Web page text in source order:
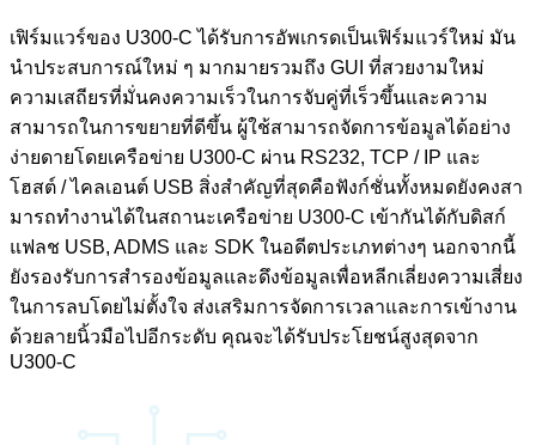
เฟิร์มแวร์ของ U300-C ได้รับการอัพเกรดเป็นเฟิร์มแวร์ใหม่ มัน
นําประสบการณ์ใหม่ ๆ มากมายรวมถึง GUI ที่สวยงามใหม่
ความเสถียรที่มั่นคงความเร็วในการจับคู่ที่เร็วขึ้นและความ
สามารถในการขยายที่ดีขึ้น ผู้ใช้สามารถจัดการข้อมูลได้อย่าง
ง่ายดายโดยเครือข่าย U300-C ผ่าน RS232, TCP / IP และ
โฮสต์ / ไคลเอนต์ USB สิ่งสําคัญที่สุดคือฟังก์ชั่นทั้งหมดยังคงสา
มารถทํางานได้ในสถานะเครือข่าย U300-C เข้ากันได้กับดิสก์
แฟลช USB, ADMS และ SDK ในอดีตประเภทต่างๆ นอกจากนี้
ยังรองรับการสํารองข้อมูลและดึงข้อมูลเพื่อหลีกเลี่ยงความเสี่ยง
ในการลบโดยไม่ตั้งใจ ส่งเสริมการจัดการเวลาและการเข้างาน
ด้วยลายนิ้วมือไปอีกระดับ คุณจะได้รับประโยชน์สูงสุดจาก
U300-C